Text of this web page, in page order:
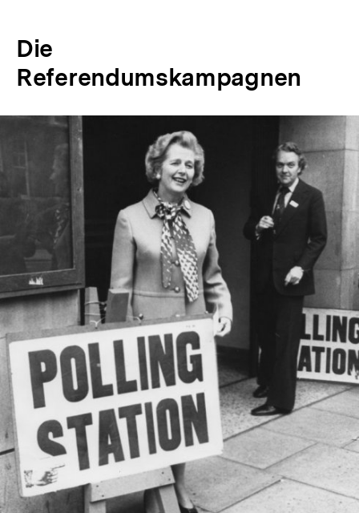
Die
Referendumskampagnen
In
Lightbox
öffnen